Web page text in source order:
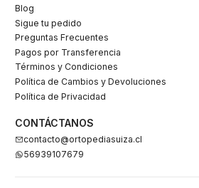
Blog
Sigue tu pedido
Preguntas Frecuentes
Pagos por Transferencia
Términos y Condiciones
Política de Cambios y Devoluciones
Política de Privacidad
CONTÁCTANOS
contacto@ortopediasuiza.cl
56939107679